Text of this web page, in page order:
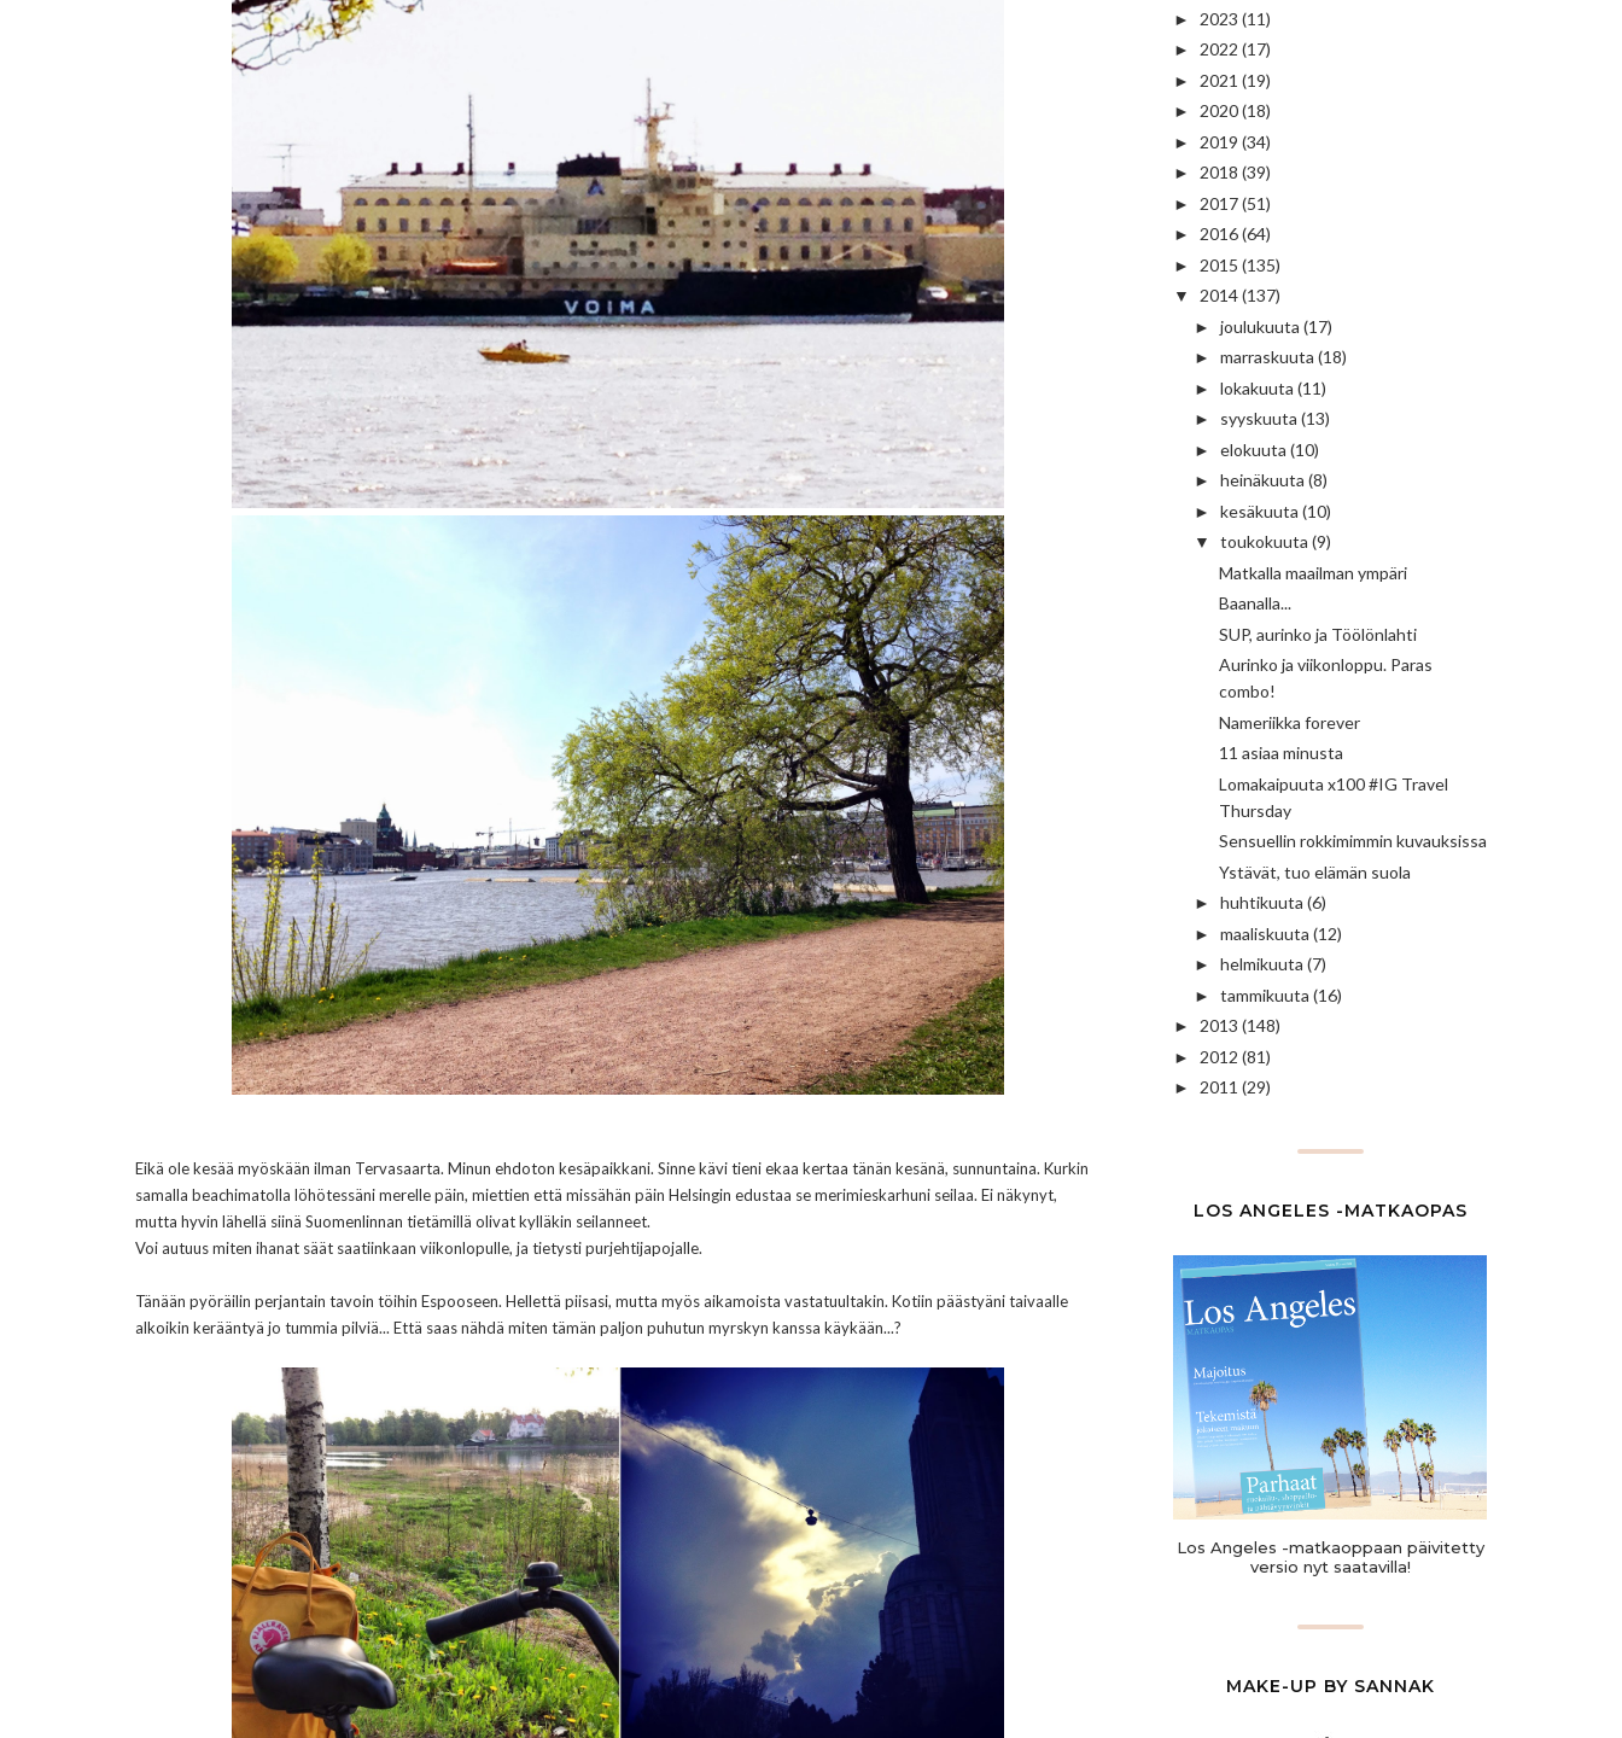
Eikä ole kesää myöskään ilman Tervasaarta. Minun ehdoton kesäpaikkani. Sinne kävi tieni ekaa kertaa tänän kesänä, sunnuntaina. Kurkin
samalla beachimatolla löhötessäni merelle päin, miettien että missähän päin Helsingin edustaa se merimieskarhuni seilaa. Ei näkynyt,
mutta hyvin lähellä siinä Suomenlinnan tietämillä olivat kylläkin seilanneet.
Voi autuus miten ihanat säät saatiinkaan viikonlopulle, ja tietysti purjehtijapojalle.
Tänään pyöräilin perjantain tavoin töihin Espooseen. Hellettä piisasi, mutta myös aikamoista vastatuultakin. Kotiin päästyäni taivaalle
alkoikin kerääntyä jo tummia pilviä... Että saas nähdä miten tämän paljon puhutun myrskyn kanssa käykään...?
► 2023 (11)
► 2022 (17)
► 2021 (19)
► 2020(18)
► 2019 (34)
► 2018 (39)
► 2017(51)
► 2016(64)
► 2015 (135)
▼ 2014(137)
► joulukuuta (17)
► marraskuuta (18)
► lokakuuta (11)
► syyskuuta (13)
► elokuuta (10)
► heinäkuuta (8)
► kesäkuuta (10)
▼ toukokuuta (9)
Matkalla maailman ympäri
Baanalla...
SUP, aurinko ja Töölönlahti
Aurinko ja viikonloppu. Paras
combo!
Nameriikka forever
11 asiaa minusta
Lomakaipuuta x100 #IG Travel
Thursday
Sensuellin rokkimimmin kuvauksissa
Ystävät, tuo elämän suola
► huhtikuuta (6)
► maaliskuuta (12)
► helmikuuta (7)
► tammikuuta (16)
► 2013 (148)
► 2012 (81)
► 2011 (29)
LOS ANGELES -MATKAOPAS
Los Angeles -matkaoppaan päivitetty
versio nyt saatavilla!
MAKE-UP BY SANNAK